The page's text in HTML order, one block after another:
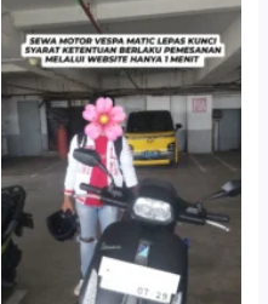
Cityplaza Jatinegara
Gedung Parkir P6A